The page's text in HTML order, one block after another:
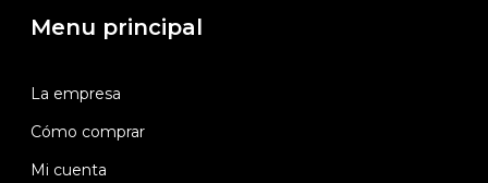
Menu principal
La empresa
Cómo comprar
Mi cuenta